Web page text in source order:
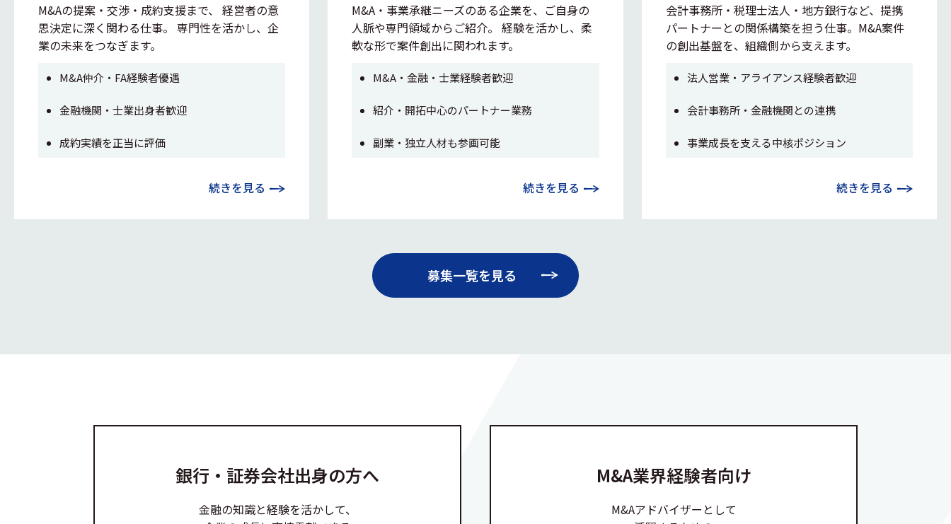
M&Aの提案・交渉・成約支援まで、 経営者の意
思決定に深く関わる仕事。 専門性を活かし、企
業の未来をつなぎます。
M&A仲介・FA経験者優遇
金融機関・士業出身者歓迎
成約実績を正当に評価
続きを見る
M&A・事業承継ニーズのある企業を、ご自身の
人脈や専門領域からご紹介。 経験を活かし、柔
軟な形で案件創出に関われます。
M&A・金融・士業経験者歓迎
紹介・開拓中心のパートナー業務
副業・独立人材も参画可能
続きを見る
会計事務所・税理士法人・地方銀行など、提携
パートナーとの関係構築を担う仕事。M&A案件
の創出基盤を、組織側から支えます。
法人営業・アライアンス経験者歓迎
会計事務所・金融機関との連携
事業成長を支える中核ポジション
続きを見る
募集一覧を見る
銀行・証券会社出身の方へ
金融の知識と経験を活かして、
M&A業界経験者向け
M&Aアドバイザーとして